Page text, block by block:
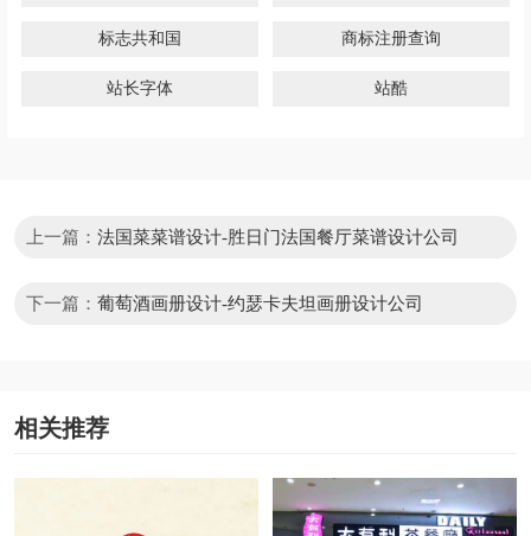
标志共和国 商标注册查询
站长字体 站酷
上一篇： 法国菜菜谱设计-胜日门法国餐厅菜谱设计公司
下一篇： 葡萄酒画册设计-约瑟卡夫坦画册设计公司
相关推荐